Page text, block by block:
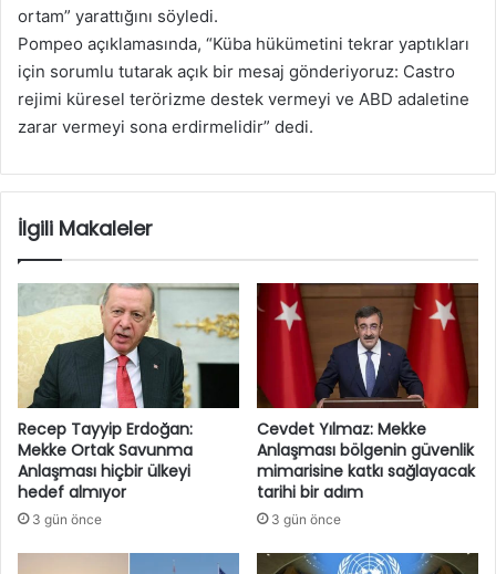
ortam” yarattığını söyledi.
Pompeo açıklamasında, “Küba hükümetini tekrar yaptıkları
için sorumlu tutarak açık bir mesaj gönderiyoruz: Castro
rejimi küresel terörizme destek vermeyi ve ABD adaletine
zarar vermeyi sona erdirmelidir” dedi.
İlgili Makaleler
Recep Tayyip Erdoğan:
Mekke Ortak Savunma
Anlaşması hiçbir ülkeyi
hedef almıyor
3 gün önce
Cevdet Yılmaz: Mekke
Anlaşması bölgenin güvenlik
mimarisine katkı sağlayacak
tarihi bir adım
3 gün önce